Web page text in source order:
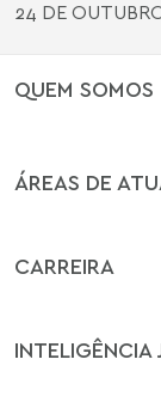
24 DE
QUEM SOMOS
ÁREAS DE
CARREIRA
INTELIGÊNCIA